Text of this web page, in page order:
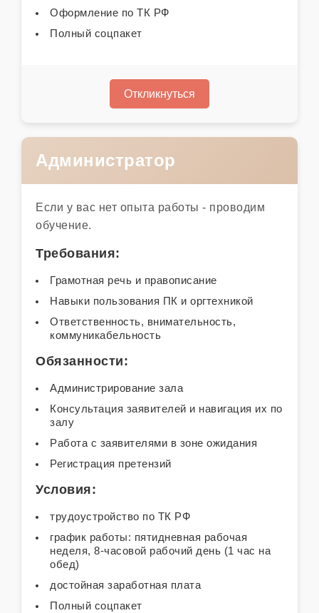
Оформление по ТК РФ
Полный соцпакет
Откликнуться
Администратор
Если у вас нет опыта работы - проводим
обучение.
Требования:
Грамотная речь и правописание
Навыки пользования ПК и оргтехникой
Ответственность, внимательность,
коммуникабельность
Обязанности:
Администрирование зала
Консультация заявителей и навигация их по
залу
Работа с заявителями в зоне ожидания
Регистрация претензий
Условия:
трудоустройство по ТК РФ
график работы: пятидневная рабочая
неделя, 8-часовой рабочий день (1 час на
обед)
достойная заработная плата
Полный соцпакет